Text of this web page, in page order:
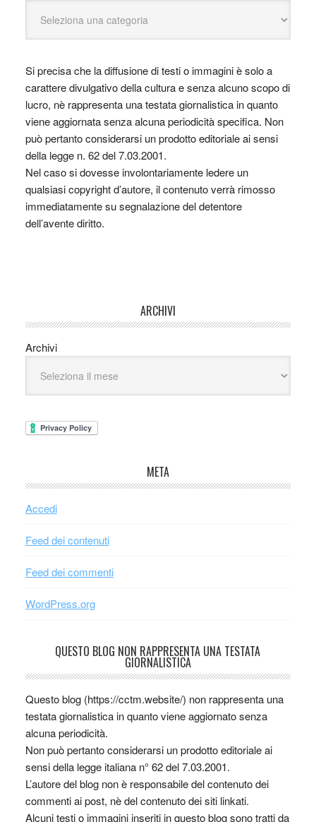
Si precisa che la diffusione di testi o immagini è solo a
carattere divulgativo della cultura e senza alcuno scopo di
lucro, nè rappresenta una testata giornalistica in quanto
viene aggiornata senza alcuna periodicità specifica. Non
può pertanto considerarsi un prodotto editoriale ai sensi
della legge n. 62 del 7.03.2001.
Nel caso si dovesse involontariamente ledere un
qualsiasi copyright d’autore, il contenuto verrà rimosso
immediatamente su segnalazione del detentore
dell’avente diritto.
ARCHIVI
Archivi
META
Accedi
Feed dei contenuti
Feed dei commenti
WordPress.org
QUESTO BLOG NON RAPPRESENTA UNA TESTATA
GIORNALISTICA
Questo blog (https://cctm.website/) non rappresenta una
testata giornalistica in quanto viene aggiornato senza
alcuna periodicità.
Non può pertanto considerarsi un prodotto editoriale ai
sensi della legge italiana n° 62 del 7.03.2001.
L’autore del blog non è responsabile del contenuto dei
commenti ai post, nè del contenuto dei siti linkati.
Alcuni testi o immagini inseriti in questo blog sono tratti da